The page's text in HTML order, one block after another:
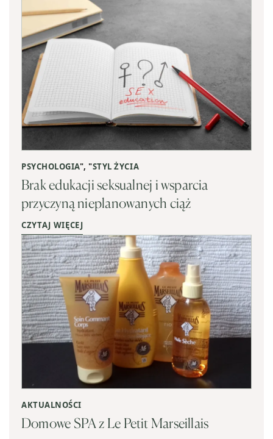
PSYCHOLOGIA", "STYL ŻYCIA
Brak edukacji seksualnej i wsparcia
przyczyną nieplanowanych ciąż
CZYTAJ WIĘCEJ
AKTUALNOŚCI
Domowe SPA z Le Petit Marseillais